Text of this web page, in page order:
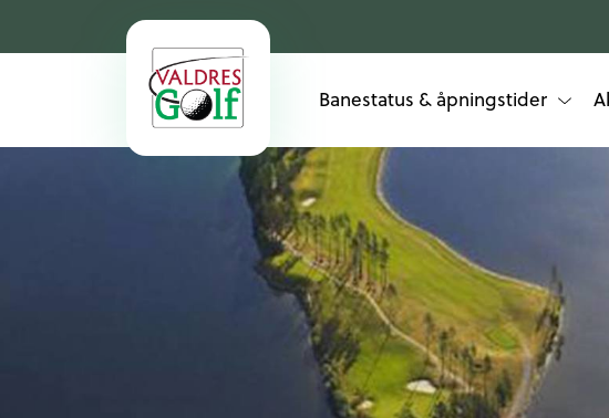
Banestatus & åpningstider